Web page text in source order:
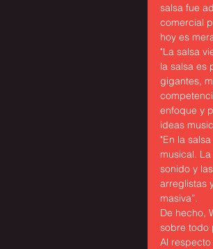
salsa fue
comercial
hoy es
"La salsa
la salsa es
gigantes,
enfoque y
ideas
"En la
musical.
sonido y
arreglistas
masiva”.
De hecho,
sobre todo
Al